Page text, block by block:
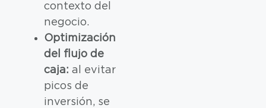
contexto del
negocio.
Optimización
del flujo de
caja: al evitar
picos de
inversión, se